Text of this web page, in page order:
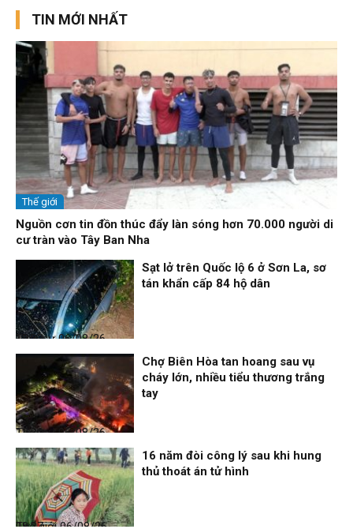
TIN MỚI NHẤT
Thế giới
Nguồn cơn tin đồn thúc đẩy làn sóng hơn 70.000 người di
cư tràn vào Tây Ban Nha
Thời sự
06/08/26, 12:33
Sạt lở trên Quốc lộ 6 ở Sơn La, sơ
tán khẩn cấp 84 hộ dân
Thời sự
06/08/26, 12:30
Chợ Biên Hòa tan hoang sau vụ
cháy lớn, nhiều tiểu thương trắng
tay
16 năm đòi công lý sau khi hung
thủ thoát án tử hình